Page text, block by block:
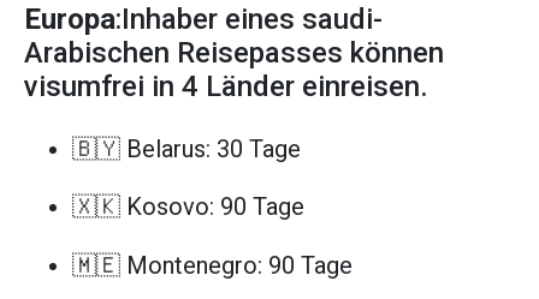
Europa:Inhaber eines saudi-
Arabischen Reisepasses können
visumfrei in 4 Länder einreisen.
🇧🇾 Belarus: 30 Tage
🇽🇰 Kosovo: 90 Tage
🇲🇪 Montenegro: 90 Tage